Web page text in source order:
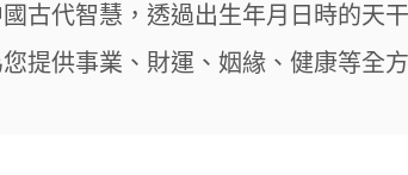
古代智慧，透過出生年月日時的天
提供事業、財運、姻緣、健康等全